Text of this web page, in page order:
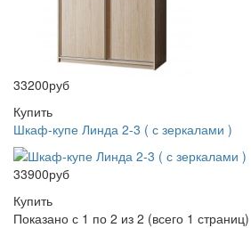
33200руб
Купить
Шкаф-купе Линда 2-3 ( с зеркалами )
33900руб
Купить
Показано с 1 по 2 из 2 (всего 1 страниц)